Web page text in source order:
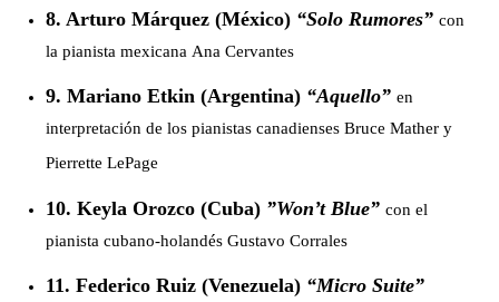
8. Arturo Márquez (México) “Solo Rumores” con
la pianista mexicana Ana Cervantes
9. Mariano Etkin (Argentina) “Aquello” en
interpretación de los pianistas canadienses Bruce Mather y
Pierrette LePage
10. Keyla Orozco (Cuba) ”Won’t Blue” con el
pianista cubano-holandés Gustavo Corrales
11. Federico Ruiz (Venezuela) “Micro Suite”